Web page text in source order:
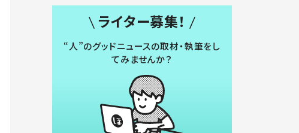
ライター募集！
“人”のグッドニュースの取材・執筆をし
てみませんか？